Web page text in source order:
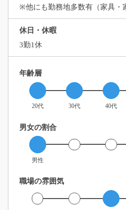
※他にも勤務地多数有（家具・
休日・休暇
3勤1休
年齢層
20代 30代 40代
男女の割合
男性
職場の雰囲気